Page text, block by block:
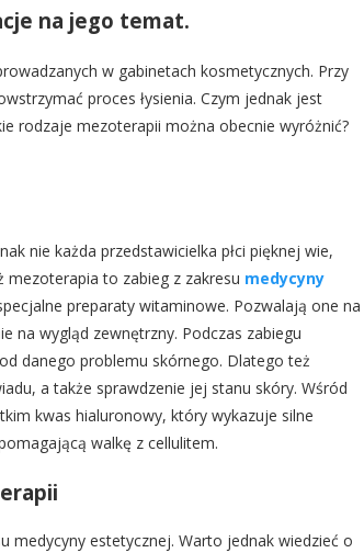
na jego temat.
w gabinetach kosmetycznych. Przy
proces łysienia. Czym jednak jest
rodzaje mezoterapii można obecnie wyróżnić?
nie każda przedstawicielka płci pięknej wie,
to zabieg z zakresu medycyny
preparaty witaminowe. Pozwalają one na
na wygląd zewnętrzny. Podczas zabiegu
danego problemu skórnego. Dlatego też
a także sprawdzenie jej stanu skóry. Wśród
kwas hialuronowy, który wykazuje silne
walkę z cellulitem.
medycyny estetycznej. Warto jednak wiedzieć o